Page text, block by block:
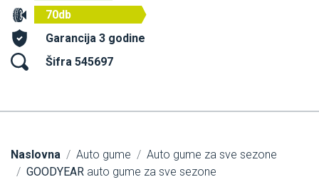
70db
Garancija 3 godine
Šifra 545697
Naslovna Auto gume
Auto gume za sve sezone
GOODYEAR auto gume za sve sezone